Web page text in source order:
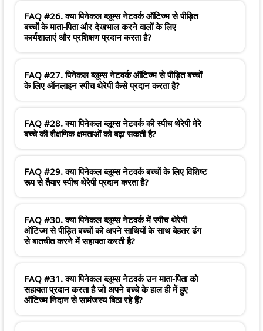
FAQ #26. क्या पिनेकल ब्लूम्स नेटवर्क ऑटिज्म से पीड़ित
बच्चों के माता-पिता और देखभाल करने वालों के लिए
कार्यशालाएं और प्रशिक्षण प्रदान करता है?
FAQ #27. पिनेकल ब्लूम्स नेटवर्क ऑटिज्म से पीड़ित बच्चों
के लिए ऑनलाइन स्पीच थेरेपी कैसे प्रदान करता है?
FAQ #28. क्या पिनेकल ब्लूम्स नेटवर्क की स्पीच थेरेपी मेरे
बच्चे की शैक्षणिक क्षमताओं को बढ़ा सकती है?
FAQ #29. क्या पिनेकल ब्लूम्स नेटवर्क बच्चों के लिए विशिष्ट
रूप से तैयार स्पीच थेरेपी प्रदान करता है?
FAQ #30. क्या पिनेकल ब्लूम्स नेटवर्क में स्पीच थेरेपी
ऑटिज्म से पीड़ित बच्चों को अपने साथियों के साथ बेहतर ढंग
से बातचीत करने में सहायता करती है?
FAQ #31. क्या पिनेकल ब्लूम्स नेटवर्क उन माता-पिता को
सहायता प्रदान करता है जो अपने बच्चे के हाल ही में हुए
ऑटिज्म निदान से सामंजस्य बिठा रहे हैं?